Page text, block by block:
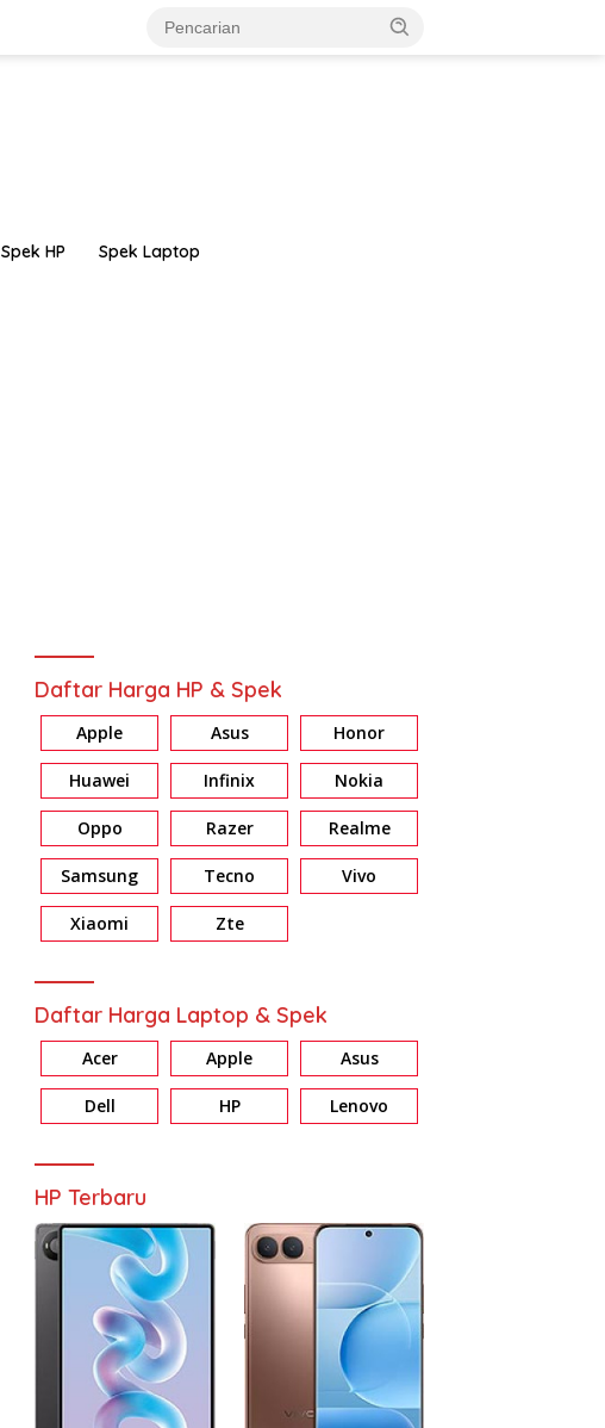
Spek HP Spek Laptop
Daftar Harga HP & Spek
Apple Asus Honor
Huawei Infinix Nokia
Oppo Razer Realme
Samsung Tecno Vivo
Xiaomi Zte
Daftar Harga Laptop & Spek
Acer Apple Asus
Dell HP Lenovo
HP Terbaru